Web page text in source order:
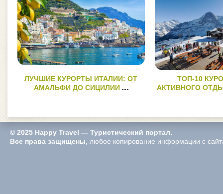
ЛУЧШИЕ КУРОРТЫ ИТАЛИИ: ОТ
АМАЛЬФИ ДО СИЦИЛИИ
ТОП-10
АКТИВНОГО
© 2025 Happy Travel — Туристический портал.
Все права защищены, любое копирование информации с